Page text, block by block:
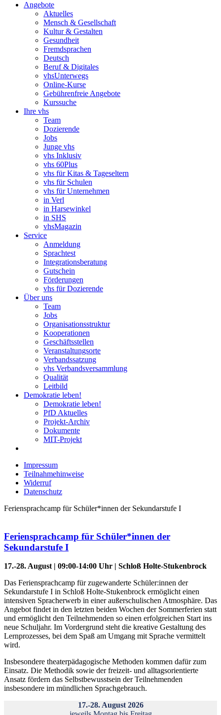
Angebote
Aktuelles
Mensch & Gesellschaft
Kultur & Gestalten
Gesundheit
Fremdsprachen
Deutsch
Beruf & Digitales
vhsUnterwegs
Online-Kurse
Gebührenfreie Angebote
Kurssuche
Ihre vhs
Team
Dozierende
Jobs
Junge vhs
vhs Inklusiv
vhs 60Plus
vhs für Kitas & Tageseltern
vhs für Schulen
vhs für Unternehmen
in Verl
in Harsewinkel
in SHS
vhsMagazin
Service
Anmeldung
Sprachtest
Integrationsberatung
Gutschein
Förderungen
vhs für Dozierende
Über uns
Team
Jobs
Organisationsstruktur
Kooperationen
Geschäftsstellen
Veranstaltungsorte
Verbandssatzung
vhs Verbandsversammlung
Qualität
Leitbild
Demokratie leben!
Demokratie leben!
PfD Aktuelles
Projekt-Archiv
Dokumente
MIT-Projekt
Impressum
Teilnahmehinweise
Widerruf
Datenschutz
Feriensprachcamp für Schüler*innen der Sekundarstufe I
Feriensprachcamp für Schüler*innen der
Sekundarstufe I
17.-28. August | 09:00-14:00 Uhr | Schloß Holte-Stukenbrock
Das Feriensprachcamp für zugewanderte Schüler:innen der
Sekundarstufe I in Schloß Holte-Stukenbrock ermöglicht einen
intensiven Spracherwerb in einer außerschulischen Atmosphäre. Das
Angebot findet in den letzten beiden Wochen der Sommerferien statt
und ermöglicht den Teilnehmenden so einen erfolgreichen Start ins
neue Schuljahr. Im Vordergrund steht die kreative Gestaltung des
Lernprozesses, bei dem Spaß am Umgang mit Sprache vermittelt
wird.
Insbesondere theaterpädagogische Methoden kommen dafür zum
Einsatz. Die Methodik sowie der freizeit- und alltagsorientierte
Ansatz fördern das Selbstbewusstsein der Teilnehmenden
insbesondere im mündlichen Sprachgebrauch.
17.-28. August 2026